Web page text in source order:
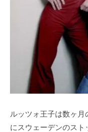
ルッツォ王子は数ヶ月
にスウェーデンのスト